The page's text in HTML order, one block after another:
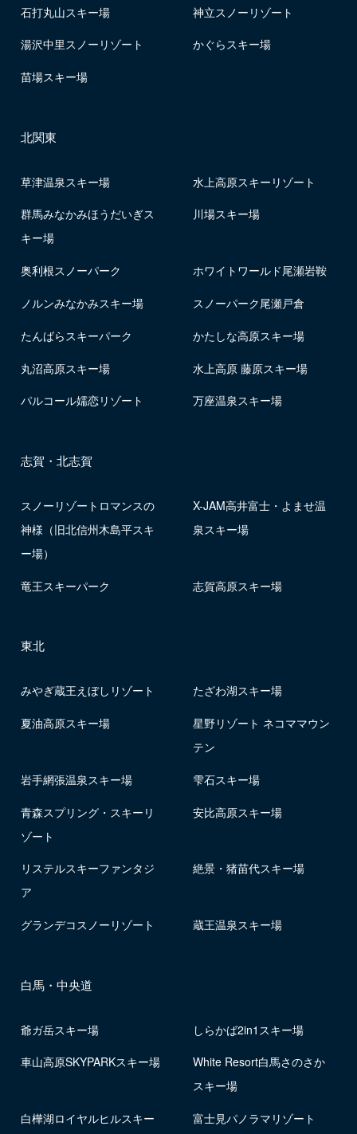
石打丸山スキー場 神立スノーリゾート
湯沢中里スノーリゾート かぐらスキー場
苗場スキー場
北関東
草津温泉スキー場 水上高原スキーリゾート
群馬みなかみほうだいぎス
キー場
川場スキー場
奥利根スノーパーク ホワイトワールド尾瀬岩鞍
ノルンみなかみスキー場 スノーパーク尾瀬戸倉
たんばらスキーパーク かたしな高原スキー場
丸沼高原スキー場 水上高原 藤原スキー場
パルコール嬬恋リゾート 万座温泉スキー場
志賀・北志賀
スノーリゾートロマンスの
神様（旧北信州木島平スキ
ー場）
X-JAM高井富士・よませ温
泉スキー場
竜王スキーパーク 志賀高原スキー場
東北
みやぎ蔵王えぼしリゾート たざわ湖スキー場
夏油高原スキー場
星野リゾート ネコママウン
テン
岩手網張温泉スキー場 雫石スキー場
青森スプリング・スキーリ
ゾート
安比高原スキー場
リステルスキーファンタジ
ア
絶景・猪苗代スキー場
グランデコスノーリゾート 蔵王温泉スキー場
白馬・中央道
爺ガ岳スキー場 しらかば2in1スキー場
車山高原SKYPARKスキー場
White Resort白馬さのさか
スキー場
白樺湖ロイヤルヒルスキー 富士見パノラマリゾート